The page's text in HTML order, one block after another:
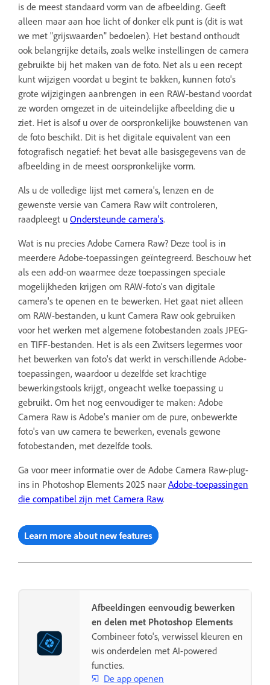
is de meest standaard vorm van de afbeelding. Geeft
alleen maar aan hoe licht of donker elk punt is (dit is wat
we met "grijswaarden" bedoelen). Het bestand onthoudt
ook belangrijke details, zoals welke instellingen de camera
gebruikte bij het maken van de foto. Net als u een recept
kunt wijzigen voordat u begint te bakken, kunnen foto's
grote wijzigingen aanbrengen in een RAW-bestand voordat
ze worden omgezet in de uiteindelijke afbeelding die u
ziet. Het is alsof u over de oorspronkelijke bouwstenen van
de foto beschikt. Dit is het digitale equivalent van een
fotografisch negatief: het bevat alle basisgegevens van de
afbeelding in de meest oorspronkelijke vorm.
Als u de volledige lijst met camera's, lenzen en de
gewenste versie van Camera Raw wilt controleren,
raadpleegt u Ondersteunde camera's.
Wat is nu precies Adobe Camera Raw? Deze tool is in
meerdere Adobe-toepassingen geïntegreerd. Beschouw het
als een add-on waarmee deze toepassingen speciale
mogelijkheden krijgen om RAW-foto's van digitale
camera's te openen en te bewerken. Het gaat niet alleen
om RAW-bestanden, u kunt Camera Raw ook gebruiken
voor het werken met algemene fotobestanden zoals JPEG-
en TIFF-bestanden. Het is als een Zwitsers legermes voor
het bewerken van foto's dat werkt in verschillende Adobe-
toepassingen, waardoor u dezelfde set krachtige
bewerkingstools krijgt, ongeacht welke toepassing u
gebruikt. Om het nog eenvoudiger te maken: Adobe
Camera Raw is Adobe's manier om de pure, onbewerkte
foto's van uw camera te bewerken, evenals gewone
fotobestanden, met dezelfde tools.
Ga voor meer informatie over de Adobe Camera Raw-plug-
ins in Photoshop Elements 2025 naar Adobe-toepassingen
die compatibel zijn met Camera Raw.
Afbeeldingen eenvoudig bewerken
en delen met Photoshop Elements
Combineer foto's, verwissel kleuren en
wis onderdelen met AI-powered
functies.
De app openen